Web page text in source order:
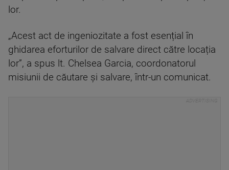
lor.
„Acest act de ingeniozitate a fost esențial în
ghidarea eforturilor de salvare direct către locația
lor”, a spus lt. Chelsea Garcia, coordonatorul
misiunii de căutare și salvare, într-un comunicat.